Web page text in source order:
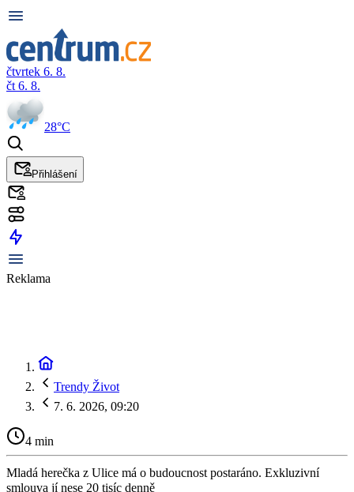
čtvrtek 6. 8.
čt 6. 8.
28°C
Přihlášení
Reklama
Trendy Život
7. 6. 2026, 09:20
4 min
Mladá herečka z Ulice má o budoucnost postaráno. Exkluzivní
smlouva jí nese 20 tisíc denně